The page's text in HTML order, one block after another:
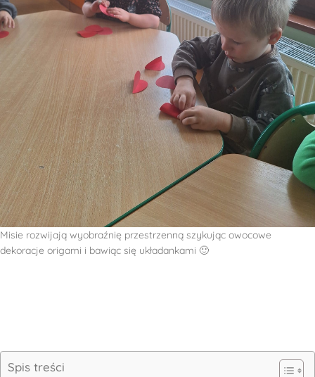
Misie rozwijają wyobraźnię przestrzenną szykując owocowe
dekoracje origami i bawiąc się układankami 🙂
Spis treści